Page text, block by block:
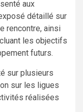
aux
détaillé sur
rencontre, ainsi
les objectifs
futurs.
sur plusieurs
sur les ligues
réalisées